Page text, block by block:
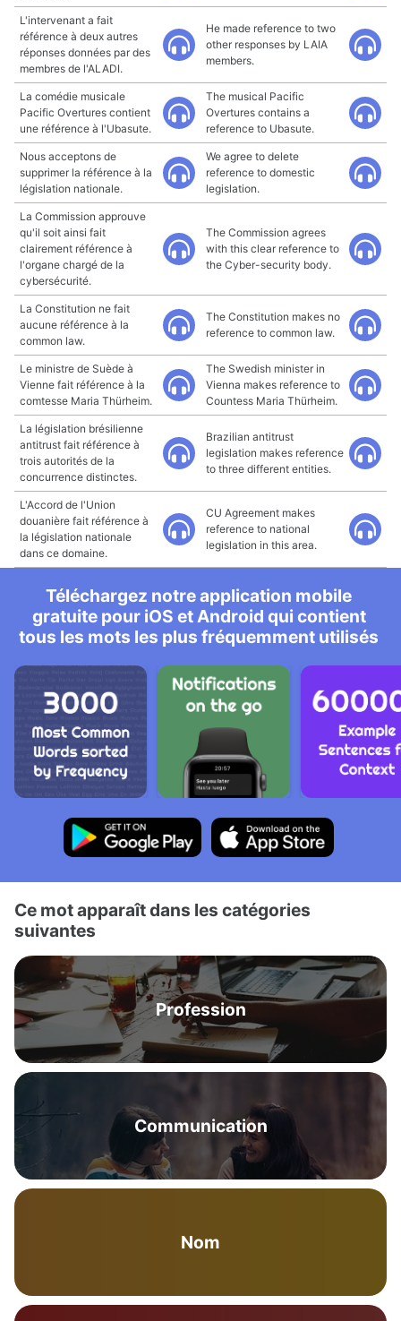
L'intervenant a fait
référence à deux autres
réponses données par des
membres de l'ALADI.
He made reference to two
other responses by LAIA
members.
La comédie musicale
Pacific Overtures contient
une référence à l'Ubasute.
The musical Pacific
Overtures contains a
reference to Ubasute.
Nous acceptons de
supprimer la référence à la
législation nationale.
We agree to delete
reference to domestic
legislation.
La Commission approuve
qu'il soit ainsi fait
clairement référence à
l'organe chargé de la
cybersécurité.
The Commission agrees
with this clear reference to
the Cyber-security body.
La Constitution ne fait
aucune référence à la
common law.
The Constitution makes no
reference to common law.
Le ministre de Suède à
Vienne fait référence à la
comtesse Maria Thürheim.
The Swedish minister in
Vienna makes reference to
Countess Maria Thürheim.
La législation brésilienne
antitrust fait référence à
trois autorités de la
concurrence distinctes.
Brazilian antitrust
legislation makes reference
to three different entities.
L'Accord de l'Union
douanière fait référence à
la législation nationale
dans ce domaine.
CU Agreement makes
reference to national
legislation in this area.
Téléchargez notre application mobile
gratuite pour iOS et Android qui contient
tous les mots les plus fréquemment utilisés
Ce mot apparaît dans les catégories
suivantes
Profession
Communication
Nom